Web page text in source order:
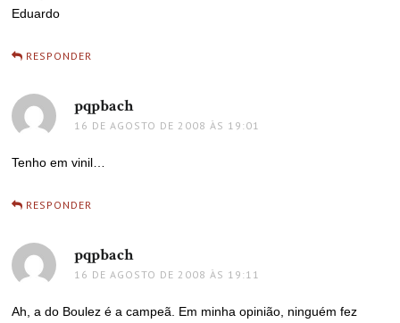
Eduardo
RESPONDER
pqpbachdisse:
16 DE AGOSTO DE 2008 ÀS 19:01
Tenho em vinil…
RESPONDER
pqpbachdisse:
16 DE AGOSTO DE 2008 ÀS 19:11
Ah, a do Boulez é a campeã. Em minha opinião, ninguém fez